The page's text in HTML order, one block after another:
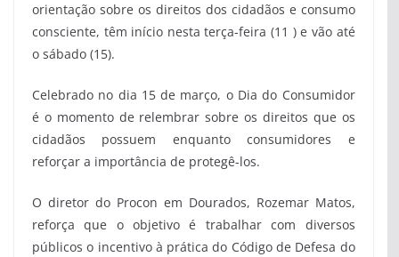
orientação sobre os direitos dos cidadãos e consumo
consciente, têm início nesta terça-feira (11 ) e vão até
o sábado (15).
Celebrado no dia 15 de março, o Dia do Consumidor
é o momento de relembrar sobre os direitos que os
cidadãos possuem enquanto consumidores e
reforçar a importância de protegê-los.
O diretor do Procon em Dourados, Rozemar Matos,
reforça que o objetivo é trabalhar com diversos
públicos o incentivo à prática do Código de Defesa do